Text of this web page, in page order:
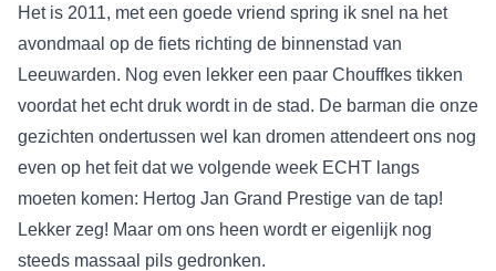
Het is 2011, met een goede vriend spring ik snel na het
avondmaal op de fiets richting de binnenstad van
Leeuwarden. Nog even lekker een paar Chouffkes tikken
voordat het echt druk wordt in de stad. De barman die onze
gezichten ondertussen wel kan dromen attendeert ons nog
even op het feit dat we volgende week ECHT langs
moeten komen: Hertog Jan Grand Prestige van de tap!
Lekker zeg! Maar om ons heen wordt er eigenlijk nog
steeds massaal pils gedronken.